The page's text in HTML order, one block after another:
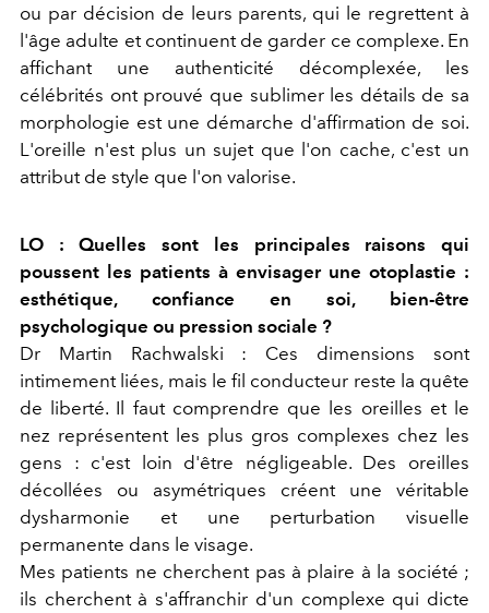
ou par décision de leurs parents, qui le regrettent à
l'âge adulte et continuent de garder ce complexe. En
affichant une authenticité décomplexée, les
célébrités ont prouvé que sublimer les détails de sa
morphologie est une démarche d'affirmation de soi.
L'oreille n'est plus un sujet que l'on cache, c'est un
attribut de style que l'on valorise.
LO : Quelles sont les principales raisons qui
poussent les patients à envisager une otoplastie :
esthétique, confiance en soi, bien-être
psychologique ou pression sociale ?
Dr Martin Rachwalski : Ces dimensions sont
intimement liées, mais le fil conducteur reste la quête
de liberté. Il faut comprendre que les oreilles et le
nez représentent les plus gros complexes chez les
gens : c'est loin d'être négligeable. Des oreilles
décollées ou asymétriques créent une véritable
dysharmonie et une perturbation visuelle
permanente dans le visage.
Mes patients ne cherchent pas à plaire à la société ;
ils cherchent à s'affranchir d'un complexe qui dicte